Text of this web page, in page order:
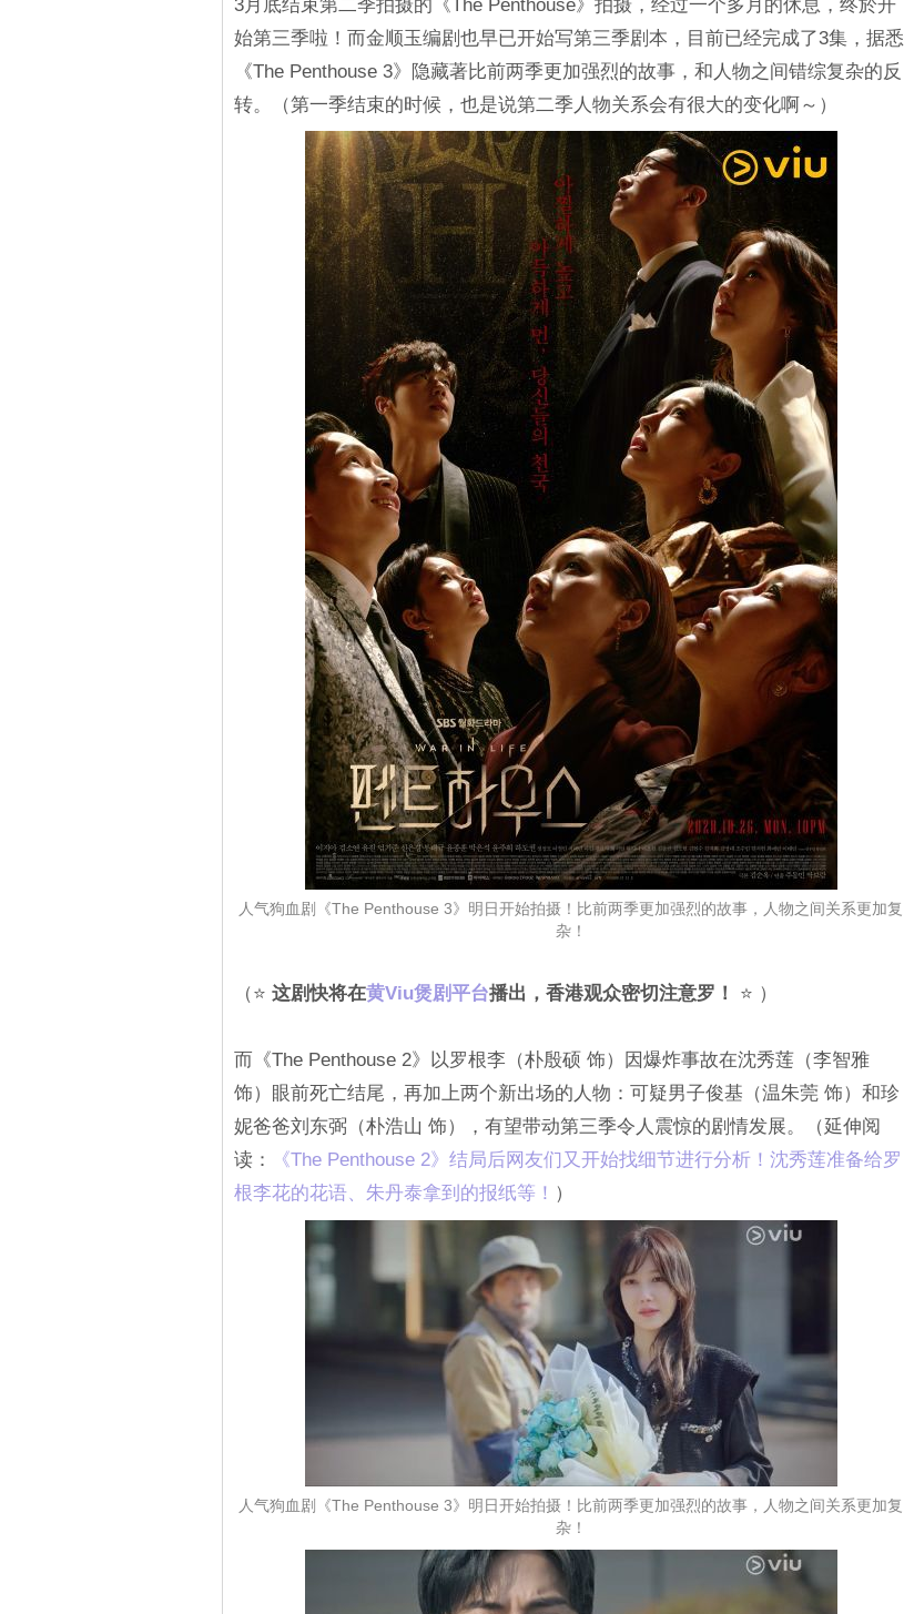
3月底结束第二季拍摄的《The Penthouse》拍摄，经过一个多月的休息，终於开
始第三季啦！而金顺玉编剧也早已开始写第三季剧本，目前已经完成了3集，据悉
《The Penthouse 3》隐藏著比前两季更加强烈的故事，和人物之间错综复杂的反
转。（第一季结束的时候，也是说第二季人物关系会有很大的变化啊～）
人气狗血剧《The Penthouse 3》明日开始拍摄！比前两季更加强烈的故事，人物之间关系更加复
杂！
（⭐ 这剧快将在黄Viu煲剧平台播出，香港观众密切注意罗！ ⭐ ）
而《The Penthouse 2》以罗根李（朴殷硕 饰）因爆炸事故在沈秀莲（李智雅
饰）眼前死亡结尾，再加上两个新出场的人物：可疑男子俊基（温朱莞 饰）和珍
妮爸爸刘东弼（朴浩山 饰），有望带动第三季令人震惊的剧情发展。（延伸阅
读：
《The Penthouse 2》结局后网友们又开始找细节进行分析！沈秀莲准备给罗
根李花的花语、朱丹泰拿到的报纸等！ ）
人气狗血剧《The Penthouse 3》明日开始拍摄！比前两季更加强烈的故事，人物之间关系更加复
杂！